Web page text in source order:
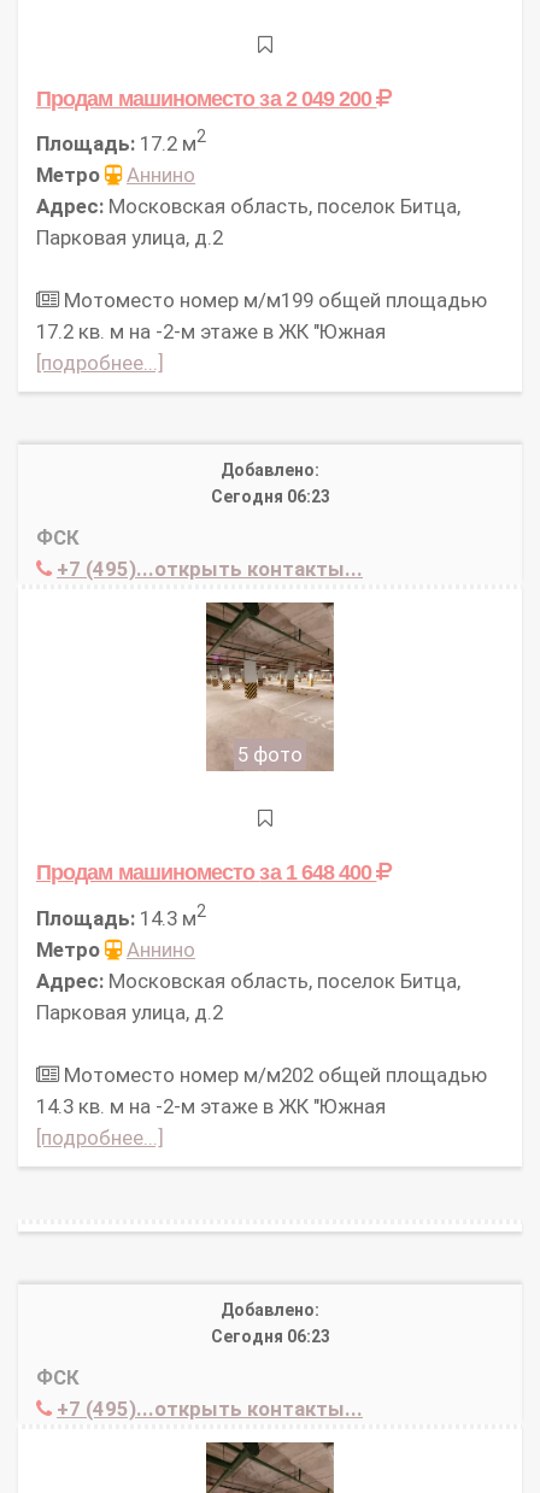
Продам машиноместоза 2 049 200
Площадь: 17.2 м2
Метро
Аннино
Адрес: Московская область, поселок Битца,
Парковая улица, д.2
Мотоместо номер м/м199 общей площадью
17.2 кв. м на -2-м этаже в ЖК "Южная
[подробнее...]
Добавлено:
Сегодня 06:23
ФСК
+7 (495)...открыть контакты...
5 фото
Продам машиноместоза 1 648 400
Площадь: 14.3 м2
Метро
Аннино
Адрес: Московская область, поселок Битца,
Парковая улица, д.2
Мотоместо номер м/м202 общей площадью
14.3 кв. м на -2-м этаже в ЖК "Южная
[подробнее...]
Добавлено:
Сегодня 06:23
ФСК
+7 (495)...открыть контакты...